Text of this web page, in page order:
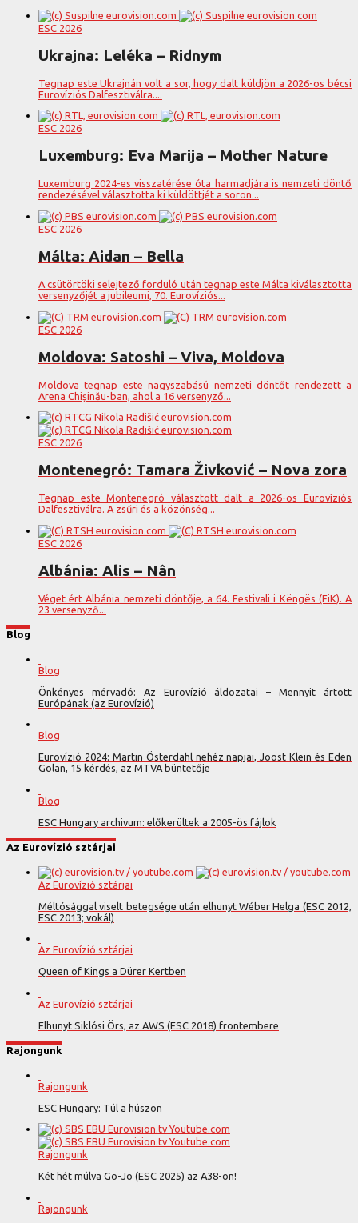
ESC 2026
Ukrajna: Leléka – Ridnym
Tegnap este Ukrajnán volt a sor, hogy dalt küldjön a 2026-os bécsi
Eurovíziós Dalfesztiválra....
ESC 2026
Luxemburg: Eva Marija – Mother Nature
Luxemburg 2024-es visszatérése óta harmadjára is nemzeti döntő
rendezésével választotta ki küldöttjét a soron...
ESC 2026
Málta: Aidan – Bella
A csütörtöki selejtező forduló után tegnap este Málta kiválasztotta
versenyzőjét a jubileumi, 70. Eurovíziós...
ESC 2026
Moldova: Satoshi – Viva, Moldova
Moldova tegnap este nagyszabású nemzeti döntőt rendezett a
Arena Chișinău-ban, ahol a 16 versenyző...
ESC 2026
Montenegró: Tamara Živković – Nova zora
Tegnap este Montenegró választott dalt a 2026-os Eurovíziós
Dalfesztiválra. A zsűri és a közönség...
ESC 2026
Albánia: Alis – Nân
Véget ért Albánia nemzeti döntője, a 64. Festivali i Këngës (FiK). A
23 versenyző...
Blog
Blog
Önkényes mérvadó: Az Eurovízió áldozatai – Mennyit ártott
Európának (az Eurovízió)
Blog
Eurovízió 2024: Martin Österdahl nehéz napjai, Joost Klein és Eden
Golan, 15 kérdés, az MTVA büntetője
Blog
ESC Hungary archivum: előkerültek a 2005-ös fájlok
Az Eurovízió sztárjai
Az Eurovízió sztárjai
Méltósággal viselt betegsége után elhunyt Wéber Helga (ESC 2012,
ESC 2013; vokál)
Az Eurovízió sztárjai
Queen of Kings a Dürer Kertben
Az Eurovízió sztárjai
Elhunyt Siklósi Örs, az AWS (ESC 2018) frontembere
Rajongunk
Rajongunk
ESC Hungary: Túl a húszon
Rajongunk
Két hét múlva Go-Jo (ESC 2025) az A38-on!
Rajongunk